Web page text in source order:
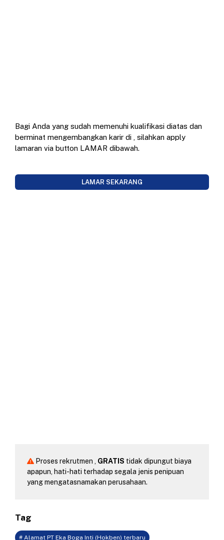
Bagi Anda yang sudah memenuhi kualifikasi diatas dan
berminat mengembangkan karir di , silahkan apply
lamaran via button LAMAR dibawah.
LAMAR SEKARANG
Proses rekrutmen , GRATIS tidak dipungut biaya
apapun, hati-hati terhadap segala jenis penipuan
yang mengatasnamakan perusahaan.
Tag
# Alamat PT Eka Boga Inti (Hokben) terbaru